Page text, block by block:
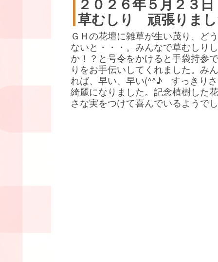
草むしり 頑張りま
ＧＨの花壇に雑草が生い茂り、ど
ないと・・・。みんなで草むしり
か！？と号令をかけると手袋持参
りをお手伝いしてくれました。み
れば、早い、早い(^^♪ すっきり
綺麗になりました。記念植樹した
さな実をつけて喜んでいるようで